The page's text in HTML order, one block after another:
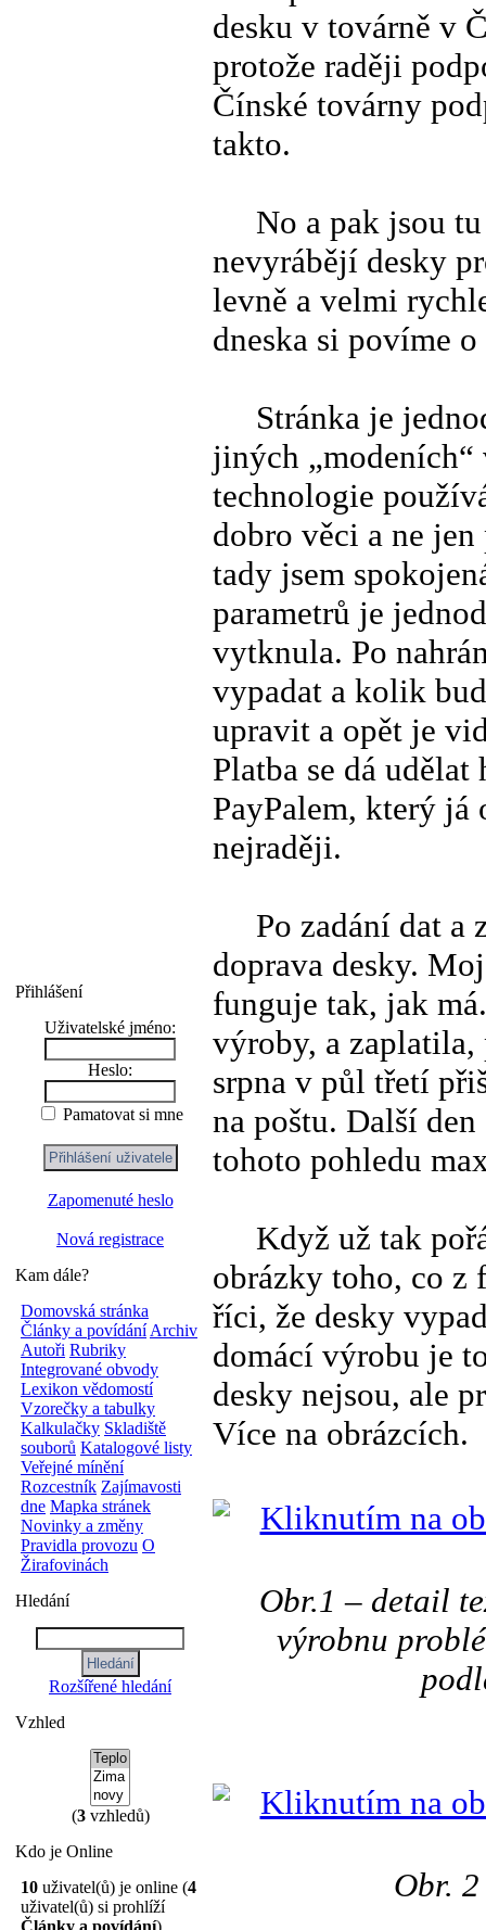
Přihlášení
Uživatelské jméno:
Heslo:
Pamatovat si mne
Zapomenuté heslo
Nová registrace
Kam dále?
Domovská stránka
Články a povídání Archiv
Autoři Rubriky
Integrované obvody
Lexikon vědomostí
Vzorečky a tabulky
Kalkulačky Skladiště
souborů Katalogové listy
Veřejné mínění
Rozcestník Zajímavosti
dne Mapka stránek
Novinky a změny
Pravidla provozu O
Žirafovinách
Hledání
Rozšířené hledání
Vzhled
(3vzhledů)
Kdo je Online
10 uživatel(ů) je online (4
uživatel(ů) si prohlíží
Články a povídání)
desku v továrně v
protože raději
Čínské továrny
takto.
No a pak jsou tu
nevyrábějí desky
levně a velmi
dneska si povíme
Stránka je
jiných „modeních“
technologie
dobro věci a ne
tady jsem
parametrů je
vytknula. Po
vypadat a kolik
upravit a opět je
Platba se dá
PayPalem, který já
nejraději.
Po zadání dat a
doprava desky.
funguje tak, jak
výroby, a zaplatila,
srpna v půl třetí
na poštu. Další
tohoto pohledu
Když už tak
obrázky toho, co z
říci, že desky
domácí výrobu je
desky nejsou, ale
Více na obrázcích.
Obr.1 – detail
výrobnu
Obr.